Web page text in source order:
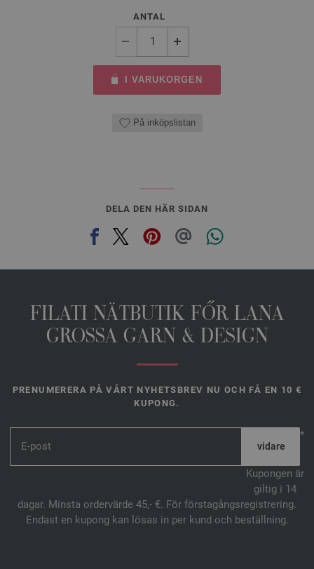
ANTAL
I VARUKORGEN
På inköpslistan
DELA DEN HÄR SIDAN
FILATI NÄTBUTIK FŐR LANA
GROSSA GARN & DESIGN
PRENUMERERA PÅ VÅRT NYHETSBREV NU OCH FÅ EN 10 €
KUPONG.
*
Kupongen är
giltig i 14
dagar. Minsta ordervärde 45,- €. För förstagångsregistrering.
Endast en kupong kan lösas in per kund och beställning.